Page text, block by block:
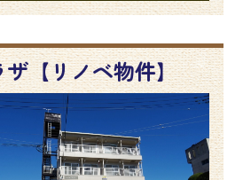
【リノベ物件】